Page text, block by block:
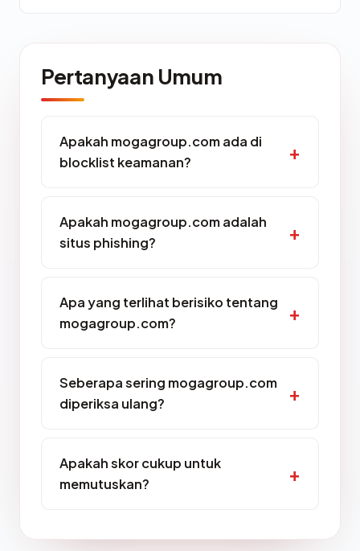
Pertanyaan Umum
Apakah mogagroup.com ada di
blocklist keamanan?
Apakah mogagroup.com adalah
situs phishing?
Apa yang terlihat berisiko tentang
mogagroup.com?
Seberapa sering mogagroup.com
diperiksa ulang?
Apakah skor cukup untuk
memutuskan?